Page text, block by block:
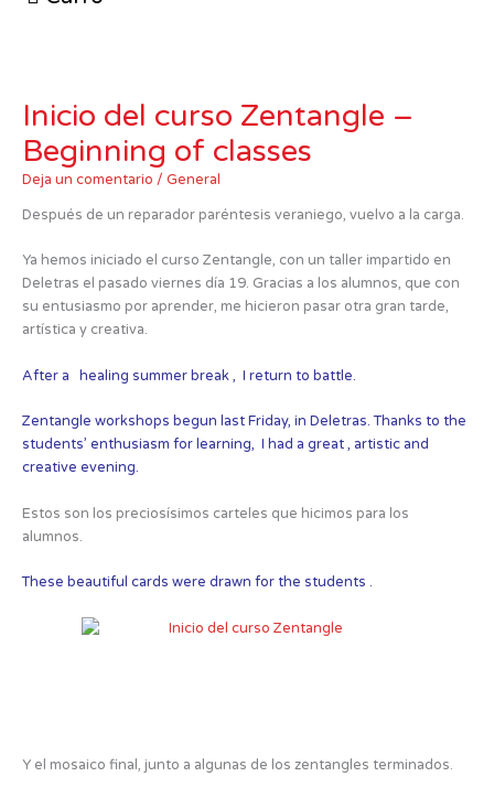
Inicio del curso Zentangle –
Beginning of classes
Deja un comentario / General
Después de un reparador paréntesis veraniego, vuelvo a la carga.
Ya hemos iniciado el curso Zentangle, con un taller impartido en
Deletras el pasado viernes día 19. Gracias a los alumnos, que con
su entusiasmo por aprender, me hicieron pasar otra gran tarde,
artística y creativa.
After a healing summer break , I return to battle.
Zentangle workshops begun last Friday, in Deletras. Thanks to the
students’ enthusiasm for learning, I had a great , artistic and
creative evening.
Estos son los preciosísimos carteles que hicimos para los
alumnos.
These beautiful cards were drawn for the students .
Y el mosaico final, junto a algunas de los zentangles terminados.